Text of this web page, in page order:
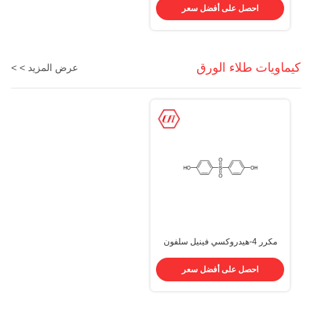
احصل على أفضل سعر
كيماويات طلاء الورق عرض المزيد > >
مكرر 4-هيدروكسي فينيل سلفون
كيماويات طلاء الورق
احصل على أفضل سعر